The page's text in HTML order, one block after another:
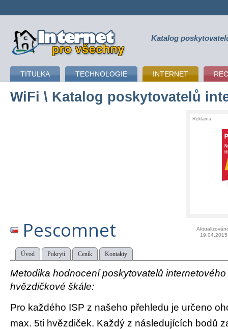
připojení k internetu Katalog
TITULKA TECHNOLOGIE INTERNET
WiFi \ Katalog poskytovatelů
Reklama:
Pescomnet
19.04.2015
Úvod Pokrytí Ceník Kontakty
Metodika hodnocení poskytovatelů
hvězdičkové škále:
Pro každého ISP z našeho přehledu je určeno
max. 5ti hvězdiček. Každý z následujících bodů